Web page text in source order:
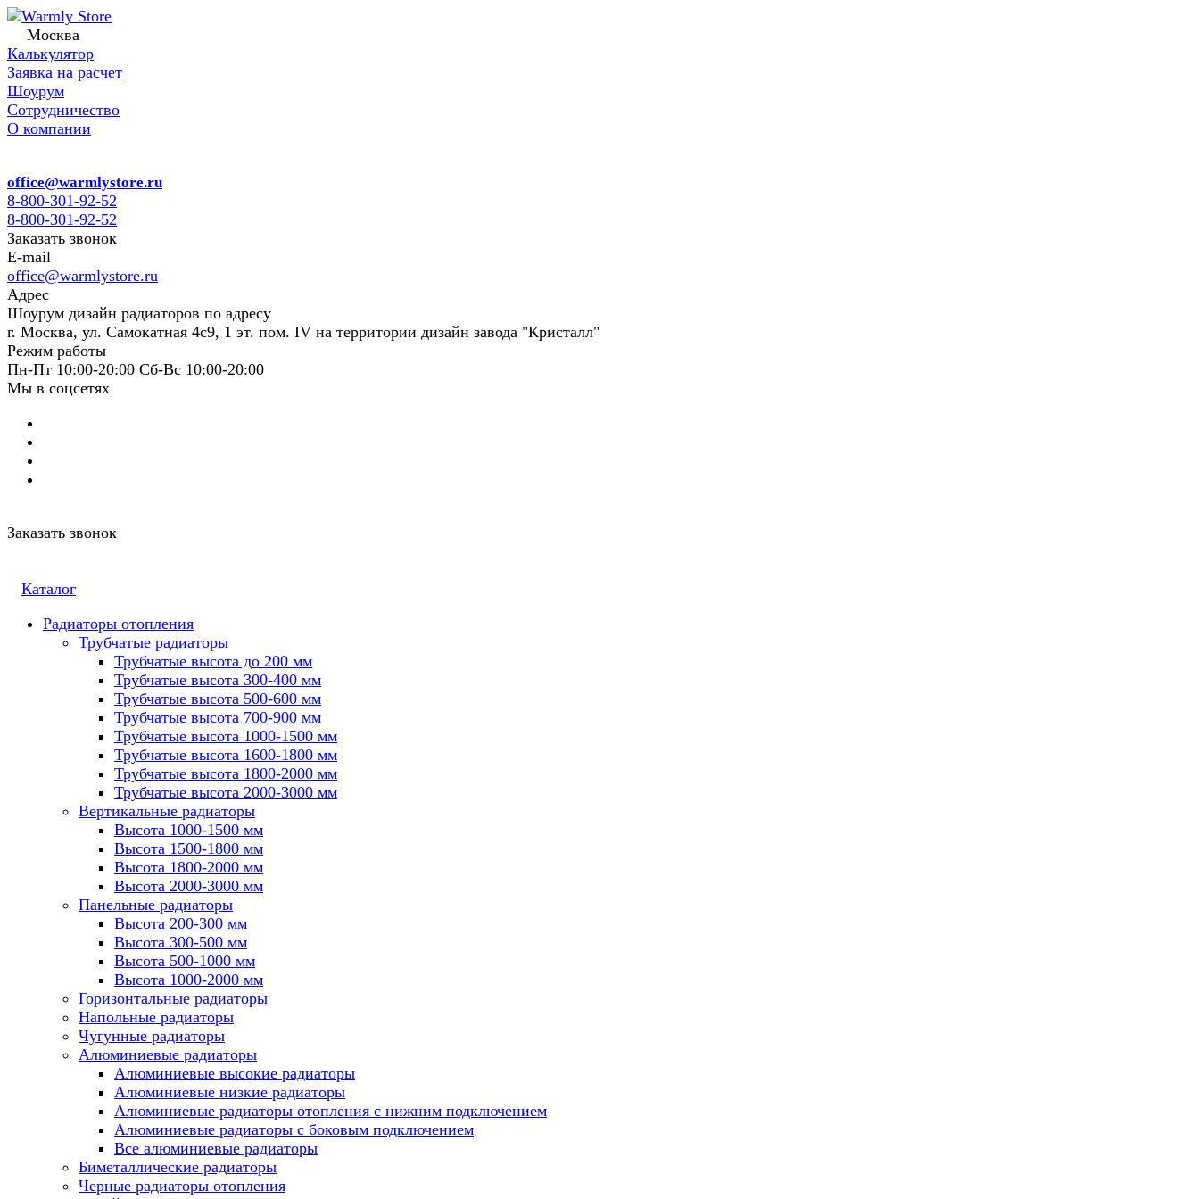
Москва
Калькулятор
Заявка на расчет
Шоурум
Сотрудничество
О компании
office@warmlystore.ru
8-800-301-92-52
8-800-301-92-52
Заказать звонок
E-mail
office@warmlystore.ru
Адрес
Шоурум дизайн радиаторов по адресу
г. Москва, ул. Самокатная 4с9, 1 эт. пом. IV на территории дизайн завода "Кристалл"
Режим работы
Пн-Пт 10:00-20:00 Сб-Вс 10:00-20:00
Мы в соцсетях
Заказать звонок
Каталог
Радиаторы отопления
Трубчатые радиаторы
Трубчатые высота до 200 мм
Трубчатые высота 300-400 мм
Трубчатые высота 500-600 мм
Трубчатые высота 700-900 мм
Трубчатые высота 1000-1500 мм
Трубчатые высота 1600-1800 мм
Трубчатые высота 1800-2000 мм
Трубчатые высота 2000-3000 мм
Вертикальные радиаторы
Высота 1000-1500 мм
Высота 1500-1800 мм
Высота 1800-2000 мм
Высота 2000-3000 мм
Панельные радиаторы
Высота 200-300 мм
Высота 300-500 мм
Высота 500-1000 мм
Высота 1000-2000 мм
Горизонтальные радиаторы
Напольные радиаторы
Чугунные радиаторы
Алюминиевые радиаторы
Алюминиевые высокие радиаторы
Алюминиевые низкие радиаторы
Алюминиевые радиаторы отопления с нижним подключением
Алюминиевые радиаторы с боковым подключением
Все алюминиевые радиаторы
Биметаллические радиаторы
Черные радиаторы отопления